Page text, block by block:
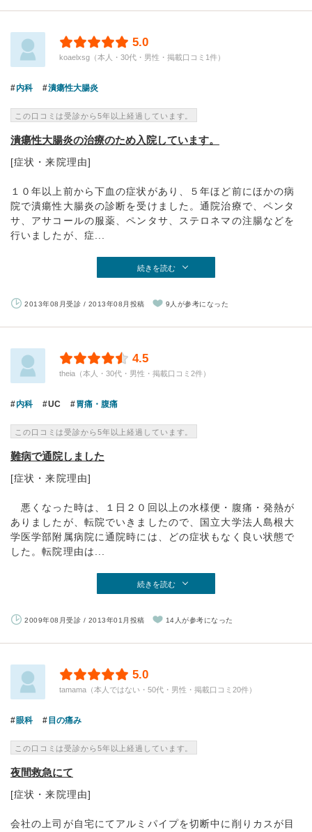
5.0
koaelxsg（本人・30代・男性・掲載口コミ1件）
内科 潰瘍性大腸炎
この口コミは受診から5年以上経過しています。
潰瘍性大腸炎の治療のため入院しています。
[症状・来院理由]
１０年以上前から下血の症状があり、５年ほど前にほかの病
院で潰瘍性大腸炎の診断を受けました。通院治療で、ペンタ
サ、アサコールの服薬、ペンタサ、ステロネマの注腸などを
行いましたが、症...
続きを読む
2013年08月受診 / 2013年08月投稿 9人が参考になった
4.5
theia（本人・30代・男性・掲載口コミ2件）
内科 UC 胃痛・腹痛
この口コミは受診から5年以上経過しています。
難病で通院しました
[症状・来院理由]
悪くなった時は、１日２０回以上の水様便・腹痛・発熱が
ありましたが、転院でいきましたので、国立大学法人島根大
学医学部附属病院に通院時には、どの症状もなく良い状態で
した。転院理由は...
続きを読む
2009年08月受診 / 2013年01月投稿 14人が参考になった
5.0
tamama（本人ではない・50代・男性・掲載口コミ20件）
眼科 目の痛み
この口コミは受診から5年以上経過しています。
夜間救急にて
[症状・来院理由]
会社の上司が自宅にてアルミパイプを切断中に削りカスが目